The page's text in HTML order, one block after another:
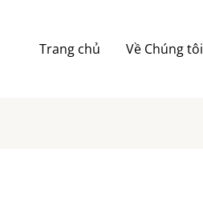
Trang chủ Về Chúng tôi